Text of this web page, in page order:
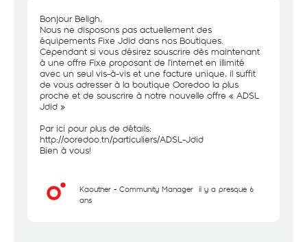
Bonjour Beligh,
Nous ne disposons pas actuellement des
équipements Fixe Jdid dans nos Boutiques.
Cependant si vous désirez souscrire dès maintenant
à une offre Fixe proposant de l’internet en illimité
avec un seul vis-à-vis et une facture unique, il suffit
de vous adresser à la boutique Ooredoo la plus
proche et de souscrire à notre nouvelle offre « ADSL
Jdid »
Par ici pour plus de détails:
http://ooredoo.tn/particuliers/ADSL-Jdid
Bien à vous!
Kaouther - Community Manager il y a presque 6
ans